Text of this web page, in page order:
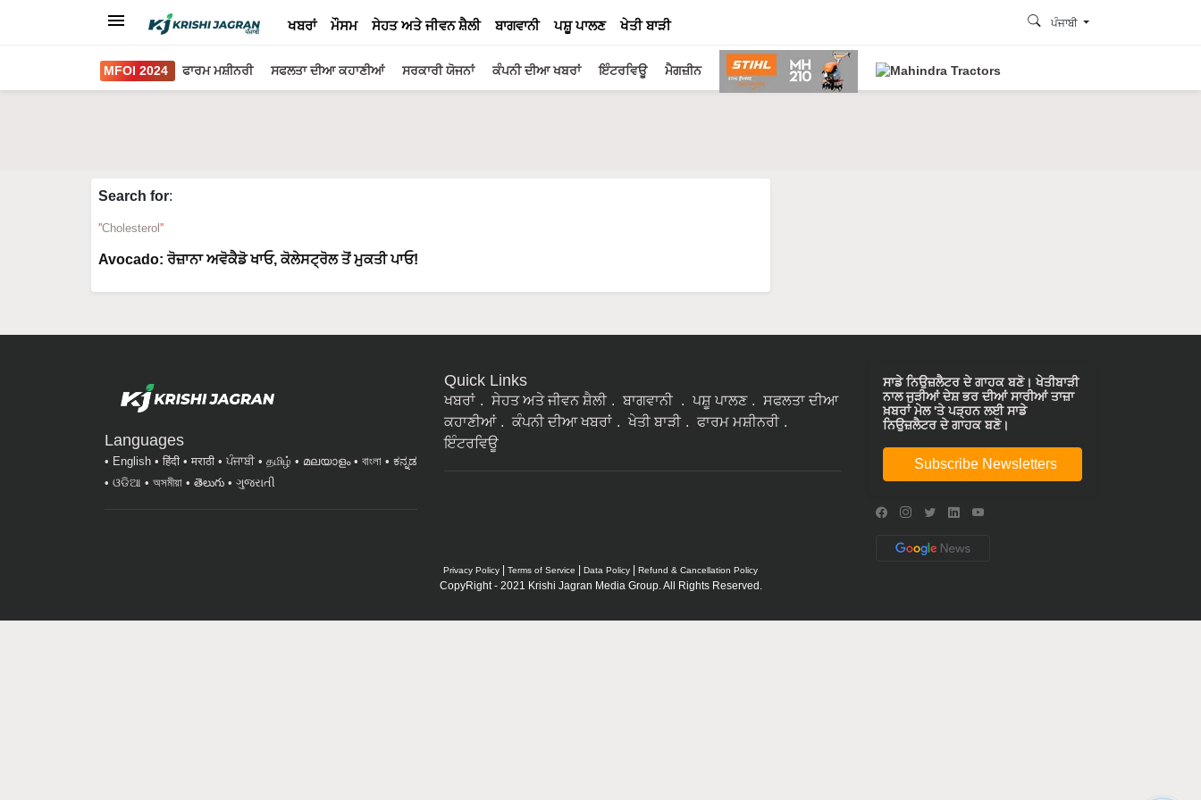
ਖਬਰਾਂ ਮੌਸਮ ਸੇਹਤ ਅਤੇ ਜੀਵਨ ਸ਼ੈਲੀ ਬਾਗਵਾਨੀ ਪਸ਼ੂ ਪਾਲਣ ਖੇਤੀ ਬਾੜੀ ਪੰਜਾਬੀ
MFOI 2024 ਫਾਰਮ ਮਸ਼ੀਨਰੀ ਸਫਲਤਾ ਦੀਆ ਕਹਾਣੀਆਂ ਸਰਕਾਰੀ ਯੋਜਨਾਂ ਕੰਪਨੀ ਦੀਆ ਖਬਰਾਂ ਇੰਟਰਵਿਊ ਮੈਗਜ਼ੀਨ
Search for:
Cholesterol
Avocado: ਰੋਜ਼ਾਨਾ ਅਵੋਕੈਡੋ ਖਾਓ, ਕੋਲੇਸਟ੍ਰੋਲ ਤੋਂ ਮੁਕਤੀ ਪਾਓ!
Languages
English हिंदी मराठी ਪੰਜਾਬੀ தமிழ் മലയാളം বাংলা
ಕನ್ನಡ
ଓଡିଆ
অসমীয়া తెలుగు ગુજરાતી
Quick Links
ਖਬਰਾਂ ਸੇਹਤ ਅਤੇ ਜੀਵਨ ਸ਼ੈਲੀ ਬਾਗਵਾਨੀ ਪਸ਼ੂ ਪਾਲਣ
ਸਫਲਤਾ ਦੀਆ
ਕਹਾਣੀਆਂ
ਕੰਪਨੀ ਦੀਆ ਖਬਰਾਂ ਖੇਤੀ ਬਾੜੀ
ਫਾਰਮ ਮਸ਼ੀਨਰੀ
ਇੰਟਰਵਿਊ
ਸਾਡੇ ਨਿਉਜ਼ਲੈਟਰ ਦੇ ਗਾਹਕ ਬਣੋ। ਖੇਤੀਬਾੜੀ
ਨਾਲ ਜੁੜੀਆਂ ਦੇਸ਼ ਭਰ ਦੀਆਂ ਸਾਰੀਆਂ ਤਾਜ਼ਾ
ਖ਼ਬਰਾਂ ਮੇਲ 'ਤੇ ਪੜ੍ਹਨ ਲਈ ਸਾਡੇ
ਨਿਉਜ਼ਲੈਟਰ ਦੇ ਗਾਹਕ ਬਣੋ।
Subscribe Newsletters
Privacy Policy Terms of Service Data Policy Refund & Cancellation Policy
CopyRight - 2021 Krishi Jagran Media Group. All Rights Reserved.